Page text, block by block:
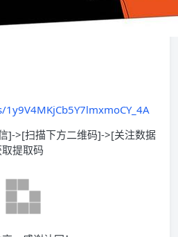
]->[扫描下方二维码]->[关注数据
提取码